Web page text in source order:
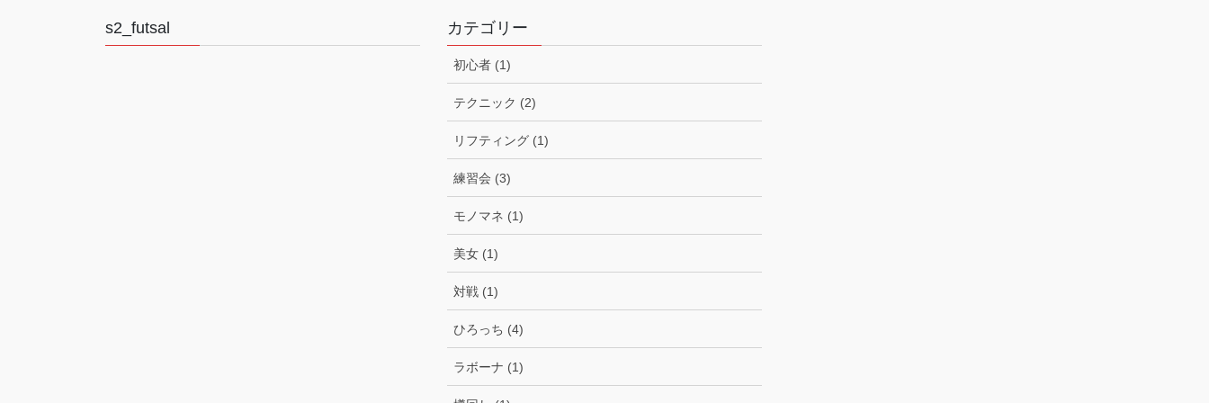
s2_futsal カテゴリー
初心者 (1)
テクニック (2)
リフティング (1)
練習会 (3)
モノマネ (1)
美女 (1)
対戦 (1)
ひろっち (4)
ラボーナ (1)